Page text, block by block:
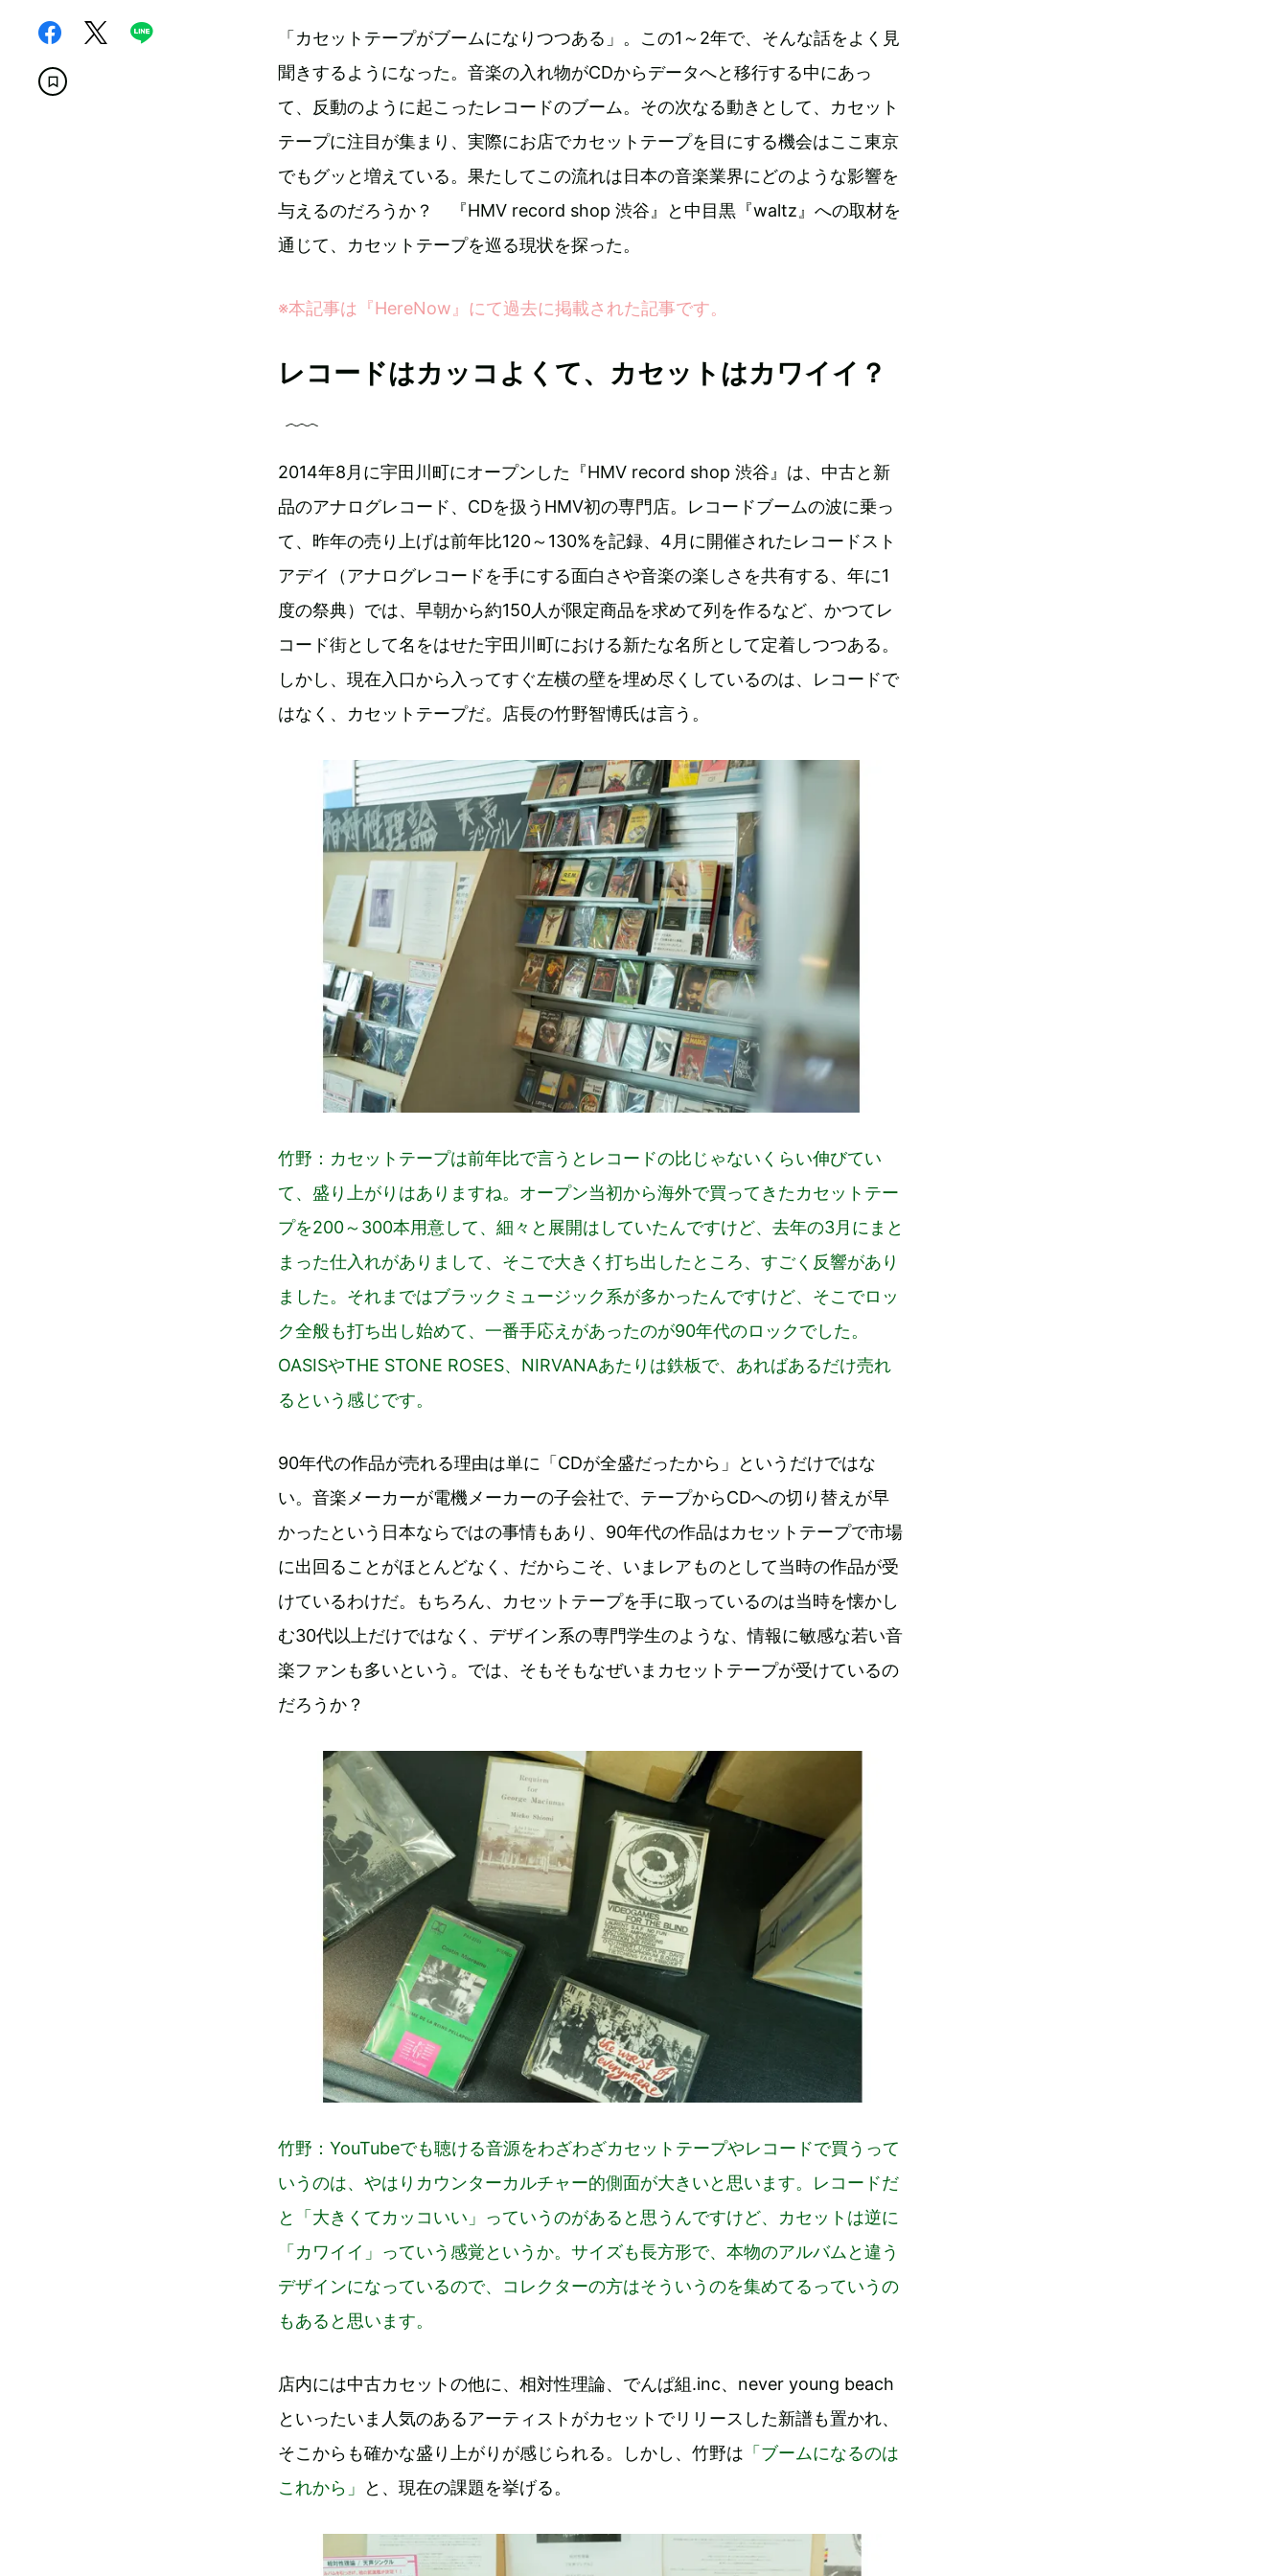
「カセットテープがブームになりつつある」。この1～2年で、そんな話をよく見
聞きするようになった。音楽の入れ物がCDからデータへと移行する中にあっ
て、反動のように起こったレコードのブーム。その次なる動きとして、カセット
テープに注目が集まり、実際にお店でカセットテープを目にする機会はここ東京
でもグッと増えている。果たしてこの流れは日本の音楽業界にどのような影響を
与えるのだろうか？ 『HMV record shop 渋谷』と中目黒『waltz』への取材を
通じて、カセットテープを巡る現状を探った。
※本記事は『HereNow』にて過去に掲載された記事です。
レコードはカッコよくて、カセットはカワイイ？
2014年8月に宇田川町にオープンした『HMV record shop 渋谷』は、中古と新
品のアナログレコード、CDを扱うHMV初の専門店。レコードブームの波に乗っ
て、昨年の売り上げは前年比120～130%を記録、4月に開催されたレコードスト
アデイ（アナログレコードを手にする面白さや音楽の楽しさを共有する、年に1
度の祭典）では、早朝から約150人が限定商品を求めて列を作るなど、かつてレ
コード街として名をはせた宇田川町における新たな名所として定着しつつある。
しかし、現在入口から入ってすぐ左横の壁を埋め尽くしているのは、レコードで
はなく、カセットテープだ。店長の竹野智博氏は言う。
竹野：カセットテープは前年比で言うとレコードの比じゃないくらい伸びてい
て、盛り上がりはありますね。オープン当初から海外で買ってきたカセットテー
プを200～300本用意して、細々と展開はしていたんですけど、去年の3月にまと
まった仕入れがありまして、そこで大きく打ち出したところ、すごく反響があり
ました。それまではブラックミュージック系が多かったんですけど、そこでロッ
ク全般も打ち出し始めて、一番手応えがあったのが90年代のロックでした。
OASISやTHE STONE ROSES、NIRVANAあたりは鉄板で、あればあるだけ売れ
るという感じです。
90年代の作品が売れる理由は単に「CDが全盛だったから」というだけではな
い。音楽メーカーが電機メーカーの子会社で、テープからCDへの切り替えが早
かったという日本ならではの事情もあり、90年代の作品はカセットテープで市場
に出回ることがほとんどなく、だからこそ、いまレアものとして当時の作品が受
けているわけだ。もちろん、カセットテープを手に取っているのは当時を懐かし
む30代以上だけではなく、デザイン系の専門学生のような、情報に敏感な若い音
楽ファンも多いという。では、そもそもなぜいまカセットテープが受けているの
だろうか？
竹野：YouTubeでも聴ける音源をわざわざカセットテープやレコードで買うって
いうのは、やはりカウンターカルチャー的側面が大きいと思います。レコードだ
と「大きくてカッコいい」っていうのがあると思うんですけど、カセットは逆に
「カワイイ」っていう感覚というか。サイズも長方形で、本物のアルバムと違う
デザインになっているので、コレクターの方はそういうのを集めてるっていうの
もあると思います。
店内には中古カセットの他に、相対性理論、でんぱ組.inc、never young beach
といったいま人気のあるアーティストがカセットでリリースした新譜も置かれ、
そこからも確かな盛り上がりが感じられる。しかし、竹野は 「ブームになるのは
これから」
と、現在の課題を挙げる。